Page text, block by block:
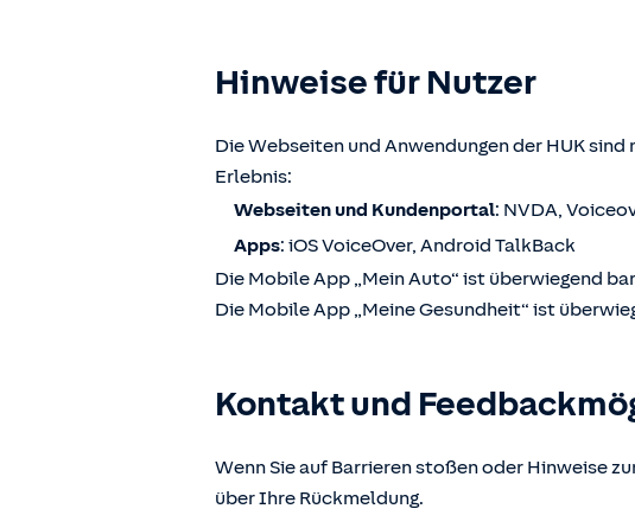
Hinweise für Nutzer
Die Webseiten und Anwendungen der HUK
Erlebnis:
Webseiten und Kundenportal: NVDA,
Apps: iOS VoiceOver, Android TalkBack
Die Mobile App „Mein Auto“ ist überwiegend
Die Mobile App „Meine Gesundheit“ ist
Kontakt und
Wenn Sie auf Barrieren stoßen oder Hinweise
über Ihre Rückmeldung.